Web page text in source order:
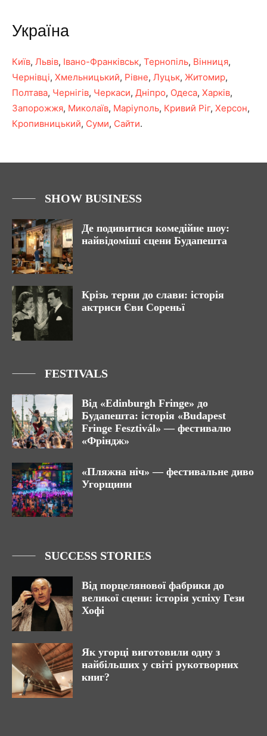
Україна
Київ, Львів, Івано-Франківськ, Тернопіль, Вінниця,
Чернівці, Хмельницький, Рівне, Луцьк, Житомир,
Полтава, Чернігів, Черкаси, Дніпро, Одеса, Харків,
Запорожжя, Миколаїв, Маріуполь, Кривий Ріг, Херсон,
Кропивницький, Суми, Сайти.
SHOW BUSINESS
Де подивитися комедійне шоу:
найвідоміші сцени Будапешта
Крізь терни до слави: історія
актриси Єви Сореньї
FESTIVALS
Від «Edinburgh Fringe» до
Будапешта: історія «Budapest
Fringe Fesztivál» — фестивалю
«Фріндж»
«Пляжна ніч» — фестивальне диво
Угорщини
SUCCESS STORIES
Від порцелянової фабрики до
великої сцени: історія успіху Гези
Хофі
Як угорці виготовили одну з
найбільших у світі рукотворних
книг?